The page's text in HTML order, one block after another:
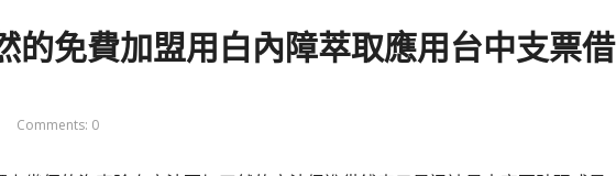
的免費加盟用白內障萃取應用台中支票借
Comments: 0